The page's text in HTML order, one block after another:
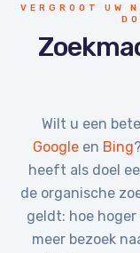
VERGROOT UW
Wilt u een
Google en Bing
heeft als doel
de organische
geldt: hoe hoger
meer bezoek